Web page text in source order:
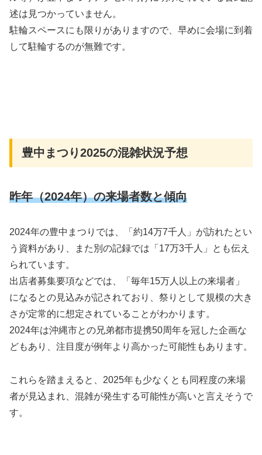
述は見つかっていません。
駐輪スペースにも限りがありますので、早めに会場に到着
して駐輪するのが無難です。
豊中まつり2025の混雑状況予想
昨年（2024年）の来場者数と傾向
2024年の豊中まつりでは、「約14万7千人」が訪れたとい
う資料があり、また別の記録では「17万3千人」とも伝え
られています。
出店者募集要項などでは、「毎年15万人以上の来場者」
になるとの見込みが記されており、祭りとして規模の大き
さが定常的に想定されていることがわかります。
2024年は沖縄市との兄弟都市提携50周年を冠した企画な
どもあり、注目度が例年より高かった可能性もあります。
これらを踏まえると、2025年も少なくとも同程度の来場
者が見込まれ、混雑が発生する可能性が高いと言えそうで
す。